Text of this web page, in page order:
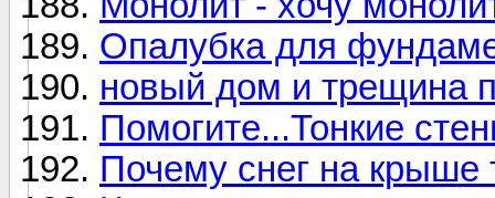
Опалубка для
новый дом и трещина
Помогите...Тонкие
Почему снег на крыше